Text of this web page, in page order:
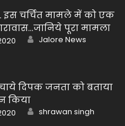
इस चर्चित मामले में को एक
पूरा मामला
Author
Jalore News
दिपक जनता को बताया
किया
Author
shrawan singh